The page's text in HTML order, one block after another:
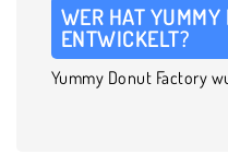
WER HAT YUMMY
ENTWICKELT?
Yummy Donut Factory